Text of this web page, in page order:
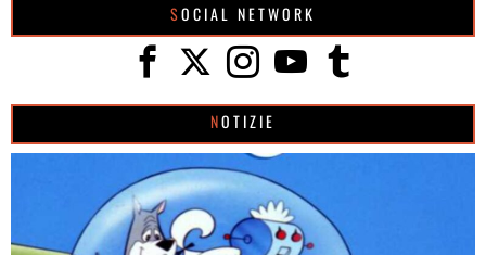
SOCIAL NETWORK
NOTIZIE